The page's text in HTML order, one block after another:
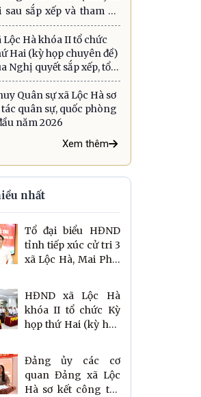
sắp xếp và tham dự
quốc sơ kết mô hình
3 cấp
Lộc Hà khóa II tổ chức
Hai (kỳ họp chuyên đề)
Nghị quyết sắp xếp, tổ
thôn
Quân sự xã Lộc Hà sơ
quân sự, quốc phòng
năm 2026
Xem thêm
nhất
Tổ đại biểu HĐND
tỉnh tiếp xúc cử tri 3
xã Lộc Hà, Mai Phụ,
họp giữa năm 2026
HĐND xã Lộc Hà
khóa II tổ chức Kỳ
họp thứ Hai (kỳ họp
qua Nghị quyết sắp
xếp, tổ chức lại các
thôn
Đảng ủy các cơ
quan Đảng xã Lộc
Hà sơ kết công tác